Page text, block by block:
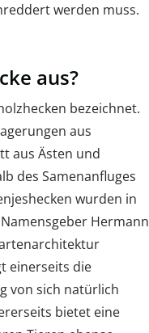
werden muss.
aus?
bezeichnet.
aus
aus Ästen und
des Samenanfluges
wurden in
Hermann
einerseits die
von sich natürlich
bietet eine